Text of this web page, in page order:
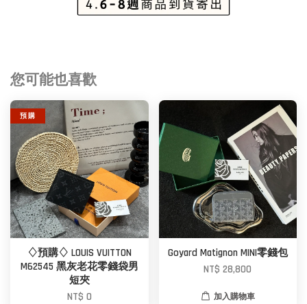
您可能也喜歡
預 購
♢預購♢ LOUIS VUITTON
M62545 黑灰老花零錢袋男
短夾
NT$ 0
Goyard Matignon MINI零錢包
NT$ 28,800
加入購物車